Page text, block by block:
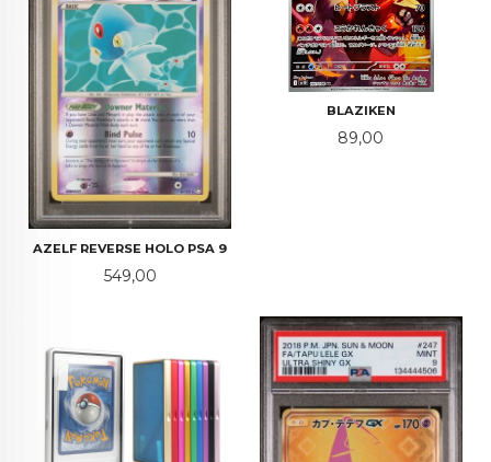
AZELF REVERSE HOLO PSA 9
Pris
549,00
BLAZIKEN
Pris
89,00